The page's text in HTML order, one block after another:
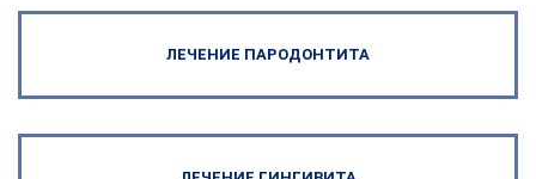
ЛЕЧЕНИЕ ПАРОДОНТИТА